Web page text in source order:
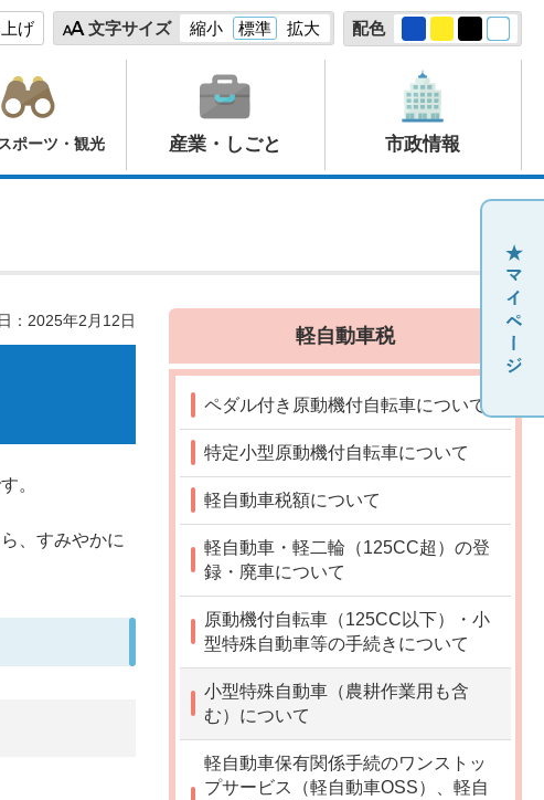
げ 文字サイズ 縮小 標準 拡大 配色
ポーツ・観光 産業・しごと 市政情報
：2025年2月12日
。
、すみやかに
軽自動車税
ペダル付き原動機付自転車について
特定小型原動機付自転車について
軽自動車税額について
軽自動車・軽二輪（125CC超）の登
録・廃車について
原動機付自転車（125CC以下）・小
型特殊自動車等の手続きについて
小型特殊自動車（農耕作業用も含
む）について
軽自動車保有関係手続のワンストッ
プサービス（軽自動車OSS）、軽自